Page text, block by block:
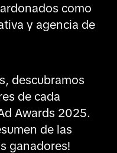
como
y agencia de
descubramos
de cada
Awards 2025.
de las
ganadores!